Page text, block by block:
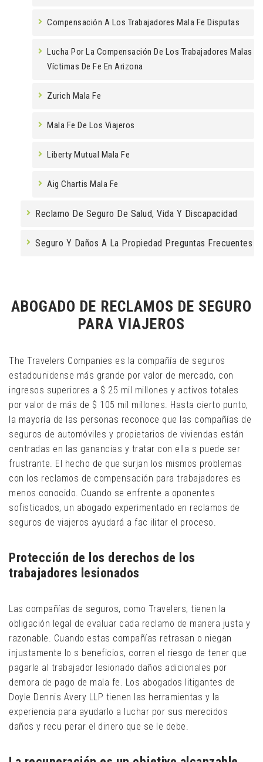
Compensación A Los Trabajadores Mala Fe Disputas
Lucha Por La Compensación De Los Trabajadores Malas
Víctimas De Fe En Arizona
Zurich Mala Fe
Mala Fe De Los Viajeros
Liberty Mutual Mala Fe
Aig Chartis Mala Fe
Reclamo De Seguro De Salud, Vida Y Discapacidad
Seguro Y Daños A La Propiedad Preguntas Frecuentes
ABOGADO DE RECLAMOS DE SEGURO
PARA VIAJEROS
The Travelers Companies es la compañía de seguros
estadounidense más grande por valor de mercado, con
ingresos superiores a $ 25 mil millones y activos totales
por valor de más de $ 105 mil millones. Hasta cierto punto,
la mayoría de las personas reconoce que las compañías de
seguros de automóviles y propietarios de viviendas están
centradas en las ganancias y tratar con ella s puede ser
frustrante. El hecho de que surjan los mismos problemas
con los reclamos de compensación para trabajadores es
menos conocido. Cuando se enfrente a oponentes
sofisticados, un abogado experimentado en reclamos de
seguros de viajeros ayudará a fac ilitar el proceso.
Protección de los derechos de los
trabajadores lesionados
Las compañías de seguros, como Travelers, tienen la
obligación legal de evaluar cada reclamo de manera justa y
razonable. Cuando estas compañías retrasan o niegan
injustamente lo s beneficios, corren el riesgo de tener que
pagarle al trabajador lesionado daños adicionales por
demora de pago de mala fe. Los abogados litigantes de
Doyle Dennis Avery LLP tienen las herramientas y la
experiencia para ayudarlo a luchar por sus merecidos
daños y recu perar el dinero que se le debe.